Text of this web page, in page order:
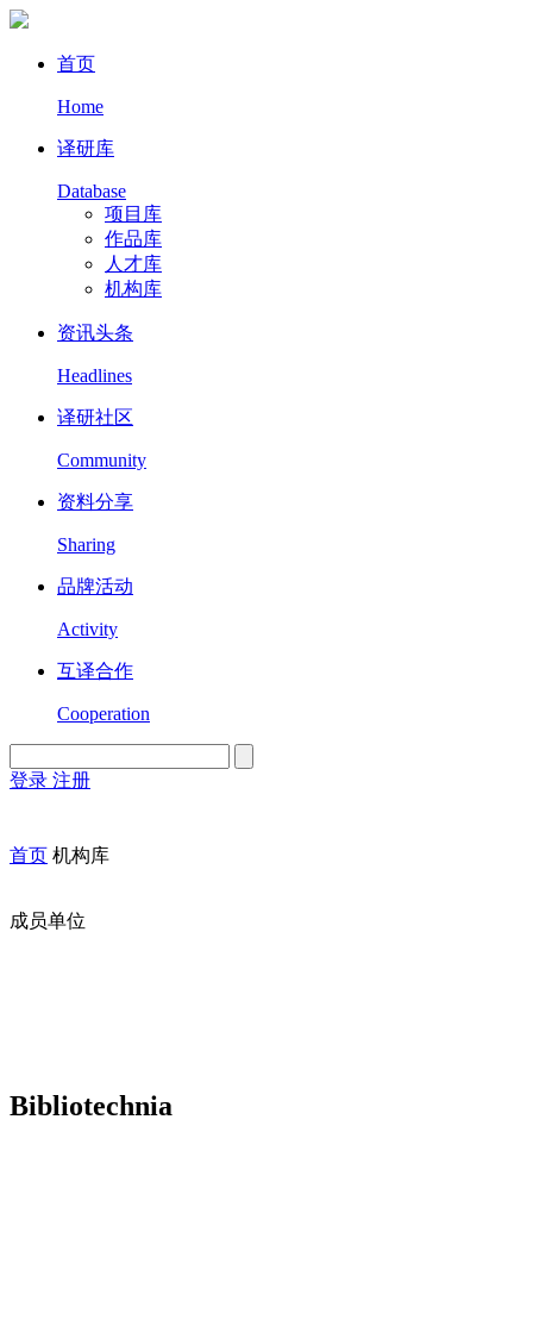
首页
Home
译研库
Database
项目库
作品库
人才库
机构库
资讯头条
Headlines
译研社区
Community
资料分享
Sharing
品牌活动
Activity
互译合作
Cooperation
登录 注册
首页 机构库
成员单位
Bibliotechnia